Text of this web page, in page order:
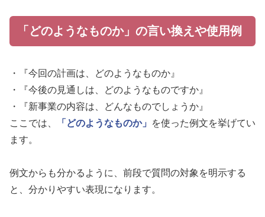
「どのようなものか」の言い換えや使用例
・『今回の計画は、どのようなものか』
・『今後の見通しは、どのようなものですか』
・『新事業の内容は、どんなものでしょうか』
ここでは、
「どのようなものか」
を使った例文を挙げてい
ます。
例文からも分かるように、前段で質問の対象を明示する
と、分かりやすい表現になります。